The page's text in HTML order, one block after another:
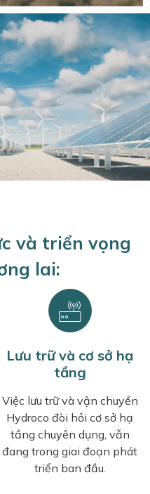
và triển vọng
lai:
Lưu trữ và cơ sở hạ
tầng
Việc lưu trữ và vận chuyển
Hydroco đòi hỏi cơ sở hạ
tầng chuyên dụng, vẫn
đang trong giai đoạn phát
triển ban đầu.